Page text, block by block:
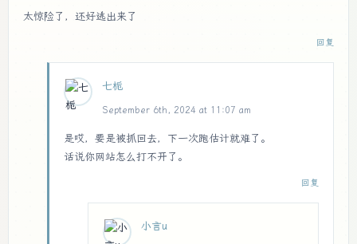
太惊险了，还好逃出来了
回复
七栀
September 6th, 2024 at 11:07 am
是哎，要是被抓回去，下一次跑估计就难了。
话说你网站怎么打不开了。
回复
小言u